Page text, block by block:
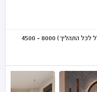
8000 - 4500